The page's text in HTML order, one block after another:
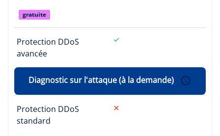
gratuite
Protection DDoS
avancée
Diagnostic sur l'attaque (à la demande)
Protection DDoS
standard